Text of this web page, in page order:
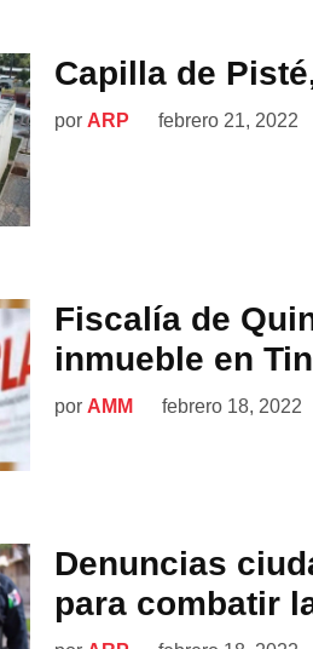
Capilla de
por ARP febrero 21, 2022
Fiscalía de
inmueble en
por AMM febrero 18, 2022
Denuncias
para combatir